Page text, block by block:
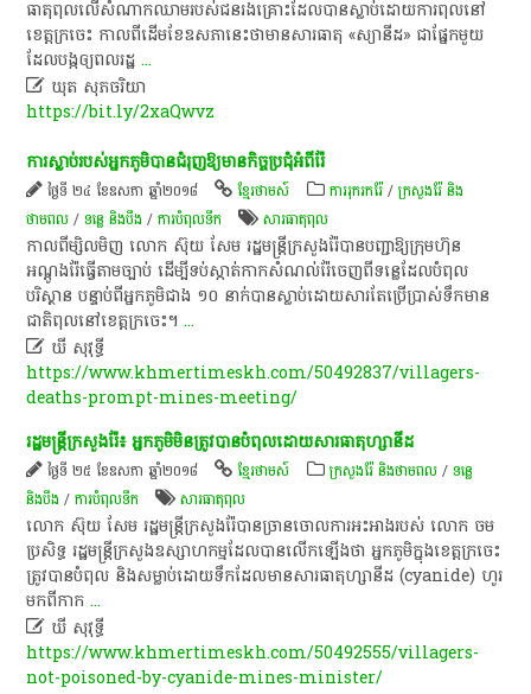
ធាតុពុល​លើ​សំណាក​ឈាម​របស់​ជនរងគ្រោះ​ដែល​បាន​ស្លាប់​ដោយ​ការពុល​នៅ​
ខេត្ត​ក្រចេះ កាលពី​ដើម​ខែ​ឧសភា​នេះ​ថា​មាន​សារធាតុ​ «​ស្យានីដ​» ​ជា​ផ្នែក​មួយ​
ដែល​បង្ក​ឲ្យ​ពលរដ្ឋ...
 ឃុត សុភចរិយា
https://bit.ly/2xaQwvz
ការ​ស្លាប់​របស់​អ្នក​ភូមិ​បាន​ជំរុញ​ឱ្យ​មាន​កិច្ចប្រជុំ​អំពី​រ៉ែ​
ថ្ងៃទី ២៤ ខែឧសភា ឆ្នាំ២០១៨ ខ្មែរថាមស៍ ការរុករករ៉ែ /ក្រសួងរ៉ែ និង
ថាមពល /ទន្លេ និងបឹង /ការបំពុលទឹក សារធាតុពុល
កាលពី​ម្សិលមិញ​ លោក​ ស៊ុ​យ​ សែ​ម​ រដ្ឋមន្ត្រីក្រសួង​រ៉ែ​បាន​បញ្ជា​ឱ្យ​ក្រុមហ៊ុន​
អណ្តូងរ៉ែ​ធ្វើ​តាម​ច្បាប់​ ដើម្បី​ទប់ស្កាត់​កាក​សំណល់​រ៉ែ​ចេញពី​ទន្លេ​ដែល​បំពុល
បរិស្ថាន​ បន្ទាប់​ពី​អ្នក​ភូមិ​ជាង​ ១០​ នាក់​បាន​ស្លាប់​ដោយសារ​តែ​ប្រើប្រាស់​ទឹក​មាន​
ជាតិពុល​នៅ​ខេត្តក្រចេះ​។​...
 ឃី សុវុទ្ធី
https://www.khmertimeskh.com/50492837/villagers-
deaths-prompt-mines-meeting/
​រដ្ឋមន្ដ្រីក្រសួង​រ៉ែ​៖​ អ្នក​ភូមិ​មិន​ត្រូវ​បាន​បំពុល​ដោយសារ​ធាតុ​ហ្សា​នី​ដ
ថ្ងៃទី ២៥ ខែឧសភា ឆ្នាំ២០១៨ ខ្មែរថាមស៍ ក្រសួងរ៉ែ និងថាមពល /ទន្លេ
និងបឹង /ការបំពុលទឹក សារធាតុពុល
​លោក​ ស៊ុ​យ​ សែ​ម​ រដ្ឋមន្ត្រីក្រសួង​រ៉ែ​បាន​ច្រាន​ចោលការ​អះអាង​របស់​ លោក​ ចម​
ប្រសិទ្ធ​ រដ្ឋមន្ត្រីក្រសួង​ឧស្សាហកម្ម​ដែល​បាន​លើក​ឡើង​ថា​ អ្នក​ភូមិ​ក្នុង​ខេត្តក្រចេះ​
ត្រូវ​បាន​បំពុល​ និង​សម្លាប់​ដោយ​ទឹក​ដែល​មាន​សារធាតុ​ហ្សា​នី​ដ​ (cyanide)​ ហូរ​
មក​ពី​កាក...
 ឃី សុវុទ្ធី
https://www.khmertimeskh.com/50492555/villagers-
not-poisoned-by-cyanide-mines-minister/